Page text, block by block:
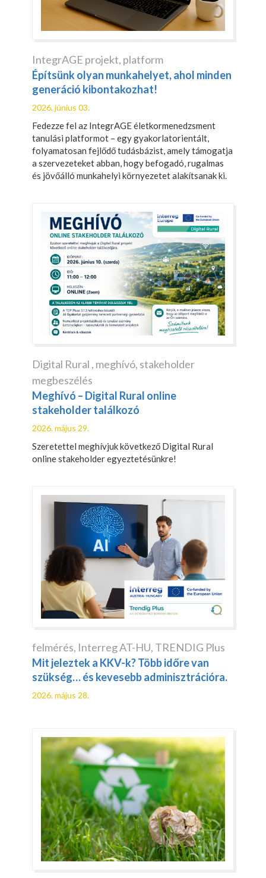
IntegrAGE projekt, platform
Építsünk olyan munkahelyet, ahol minden
generáció kibontakozhat!
2026. június 03.
Fedezze fel az IntegrAGE életkormenedzsment
tanulási platformot – egy gyakorlatorientált,
folyamatosan fejlődő tudásbázist, amely támogatja
a szervezeteket abban, hogy befogadó, rugalmas
és jövőálló munkahelyi környezetet alakítsanak ki.
Digital Rural , meghívó, stakeholder
megbeszélés
Meghívó – Digital Rural online
stakeholder találkozó
2026. május 29.
Szeretettel meghívjuk következő Digital Rural
online stakeholder egyeztetésünkre!
felmérés, Interreg AT-HU, TRENDIG Plus
Mit jeleztek a KKV-k? Több időre van
szükség… és kevesebb adminisztrációra.
2026. május 28.